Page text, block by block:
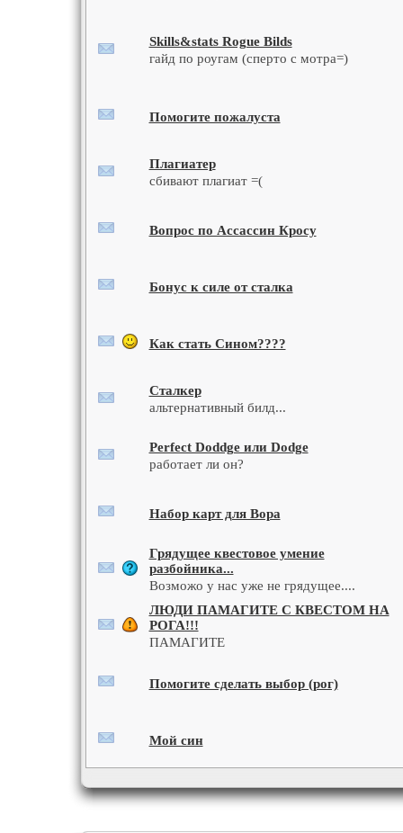
Skills&stats Rogue Bilds
гайд по роугам (сперто с мотра=)
Помогите пожалуста
Плагиатер
сбивают плагиат =(
Вопрос по Ассассин Кросу
Бонус к силе от сталка
Как стать Сином????
Сталкер
альтернативный билд...
Perfect Doddge или Dodge
работает ли он?
Набор карт для Вора
Грядущее квестовое умение
разбойника...
Возможо у нас уже не грядущее....
ЛЮДИ ПАМАГИТЕ С КВЕСТОМ НА
РОГА!!!
ПАМАГИТЕ
Помогите сделать выбор (рог)
Мой син